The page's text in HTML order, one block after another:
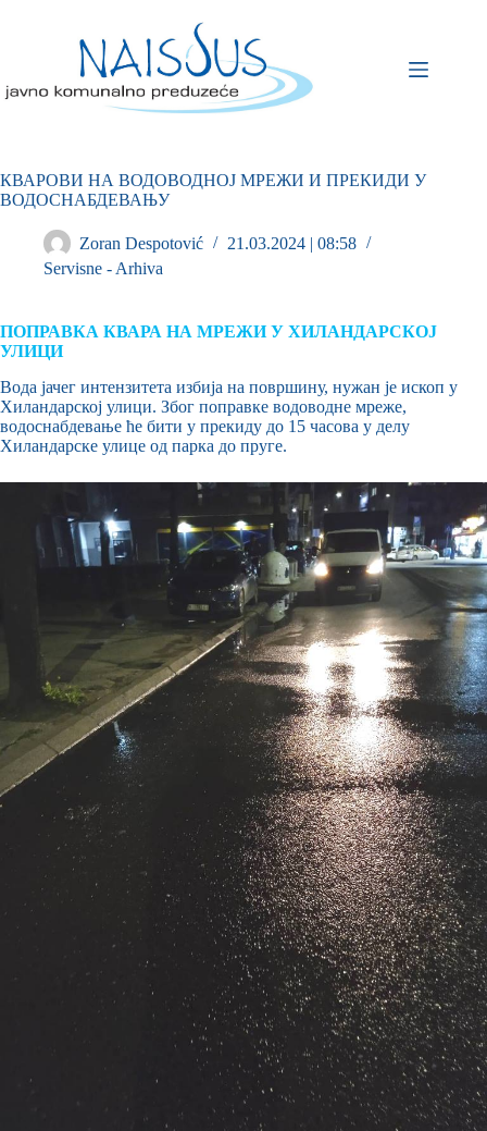
КВАРОВИ НА ВОДОВОДНОЈ МРЕЖИ И ПРЕКИДИ У
ВОДОСНАБДЕВАЊУ
Zoran Despotović
21.03.2024 | 08:58
Servisne - Arhiva
ПОПРАВКА КВАРА НА МРЕЖИ У ХИЛАНДАРСКОЈ
УЛИЦИ
Вода јачег интензитета избија на површину, нужан је ископ у
Хиландарској улици. Због поправке водоводне мреже,
водоснабдевање ће бити у прекиду до 15 часова у делу
Хиландарске улице од парка до пруге.